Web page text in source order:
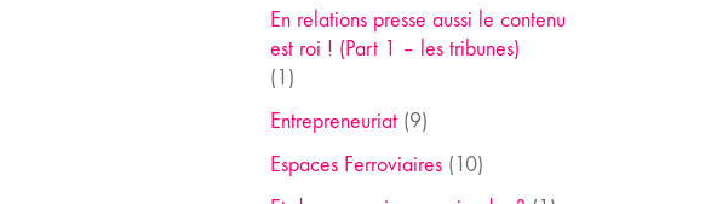
En relations presse aussi le contenu
est roi ! (Part 1 – les tribunes)
(1)
Entrepreneuriat(9)
Espaces Ferroviaires(10)